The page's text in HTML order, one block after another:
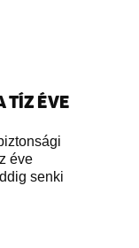
TÍZ ÉVE
éve
senki